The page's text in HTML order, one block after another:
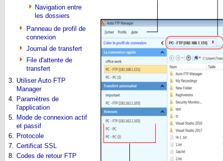
Navigation entre
les dossiers
Panneau de profil de
connexion
Journal de transfert
File d'attente de
transfert
3.
Utiliser Auto FTP
Manager
4.
Paramètres de
l'application
5.
Mode de connexion actif
et passif
6.
Protocole
7. Certificat SSL
8. Codes de retour FTP